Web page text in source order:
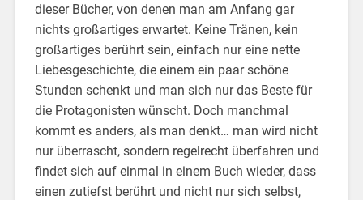
dieser Bücher, von denen man am Anfang gar
nichts großartiges erwartet. Keine Tränen, kein
großartiges berührt sein, einfach nur eine nette
Liebesgeschichte, die einem ein paar schöne
Stunden schenkt und man sich nur das Beste für
die Protagonisten wünscht. Doch manchmal
kommt es anders, als man denkt… man wird nicht
nur überrascht, sondern regelrecht überfahren und
findet sich auf einmal in einem Buch wieder, dass
einen zutiefst berührt und nicht nur sich selbst,